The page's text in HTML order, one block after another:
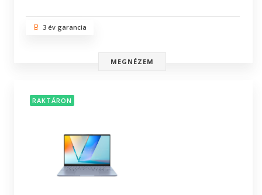
3 év garancia
MEGNÉZEM
RAKTÁRON